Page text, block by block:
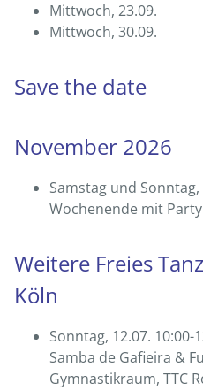
Mittwoch, 23.09.
Mittwoch, 30.09.
Save the date
November 2026
Samstag und
Wochenende mit
Weitere Freies
Köln
Sonntag, 12.07. 10:00-
Samba de Gafieira &
Gymnastikraum, TTC